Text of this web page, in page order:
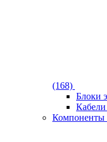
(168)
Блоки
Компоненты